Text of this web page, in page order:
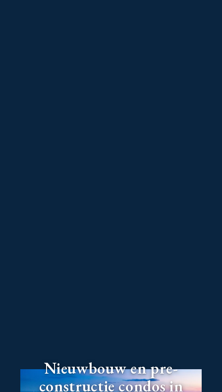
Nieuwbouw en pre-
constructie condos in